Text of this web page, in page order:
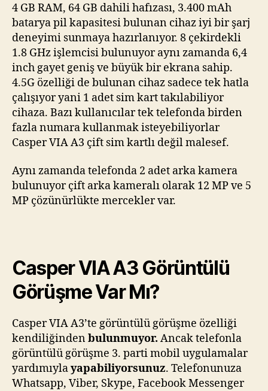
4 GB RAM, 64 GB dahili hafızası, 3.400 mAh
batarya pil kapasitesi bulunan cihaz iyi bir şarj
deneyimi sunmaya hazırlanıyor. 8 çekirdekli
1.8 GHz işlemcisi bulunuyor aynı zamanda 6,4
inch gayet geniş ve büyük bir ekrana sahip.
4.5G özelliği de bulunan cihaz sadece tek hatla
çalışıyor yani 1 adet sim kart takılabiliyor
cihaza. Bazı kullanıcılar tek telefonda birden
fazla numara kullanmak isteyebiliyorlar
Casper VIA A3 çift sim kartlı değil malesef.
Aynı zamanda telefonda 2 adet arka kamera
bulunuyor çift arka kameralı olarak 12 MP ve 5
MP çözünürlükte mercekler var.
Casper VIA A3 Görüntülü
Görüşme Var Mı?
Casper VIA A3’te görüntülü görüşme özelliği
kendiliğindenbulunmuyor. Ancak telefonla
görüntülü görüşme 3. parti mobil uygulamalar
yardımıylayapabiliyorsunuz. Telefonunuza
Whatsapp, Viber, Skype, Facebook Messenger